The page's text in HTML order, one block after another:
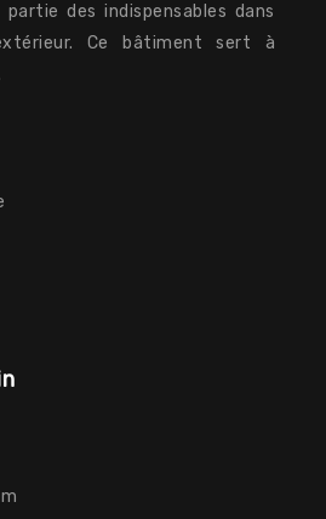
des indispensables dans
Ce bâtiment sert à